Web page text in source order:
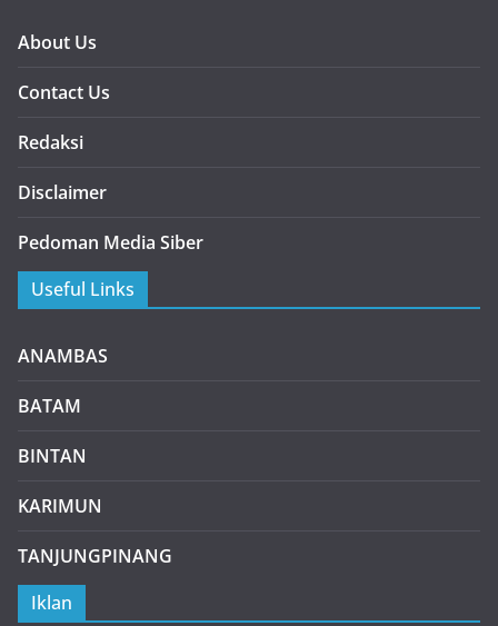
About Us
Contact Us
Redaksi
Disclaimer
Pedoman Media Siber
Useful Links
ANAMBAS
BATAM
BINTAN
KARIMUN
TANJUNGPINANG
Iklan